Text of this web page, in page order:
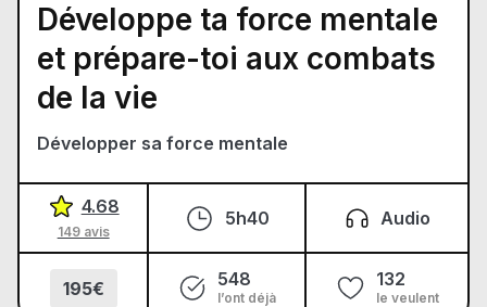
Développe ta force mentale
et prépare-toi aux combats
de la vie
Développer sa force mentale
4.68
149 avis
195€
5h40
548
l’ont déjà
Audio
132
le veulent